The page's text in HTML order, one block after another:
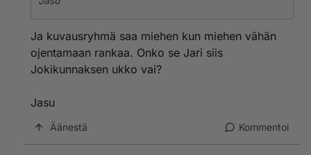
Ja kuvausryhmä saa miehen kun miehen vähän
ojentamaan rankaa. Onko se Jari siis
Jokikunnaksen ukko vai?
Jasu
Äänestä Kommentoi